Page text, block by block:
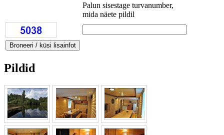
Palun sisestage turvanumber,
mida näete pildil
Pildid